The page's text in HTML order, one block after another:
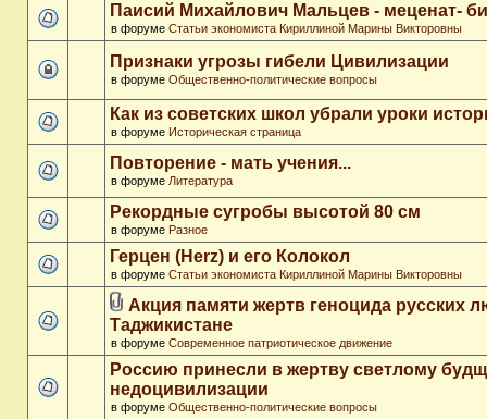
Паисий Михайлович Мальцев - меценат-
в форуме Статьи экономиста Кириллиной Марины Викторовны
Признаки угрозы гибели Цивилизации
в форуме Общественно-политические вопросы
Как из советских школ убрали уроки
в форуме Историческая страница
Повторение - мать учения...
в форуме Литература
Рекордные сугробы высотой 80 см
в форуме Разное
Герцен (Herz) и его Колокол
в форуме Статьи экономиста Кириллиной Марины Викторовны
Акция памяти жертв геноцида русских
Таджикистане
в форуме Современное патриотическое движение
Россию принесли в жертву светлому
недоцивилизации
в форуме Общественно-политические вопросы